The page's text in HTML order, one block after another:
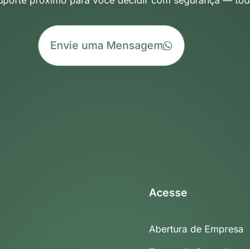
Envie uma Mensagem
Acesse
Abertura de Empresa